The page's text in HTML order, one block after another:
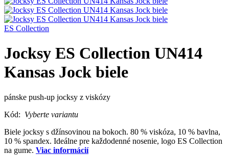
ES Collection
Jocksy ES Collection UN414
Kansas Jock biele
pánske push-up jocksy z viskózy
Kód: Vyberte variantu
Biele jocksy s džínsovinou na bokoch. 80 % viskóza, 10 % bavlna,
10 % spandex. Ideálne pre každodenné nosenie, logo ES Collection
na gume. Viac informácií